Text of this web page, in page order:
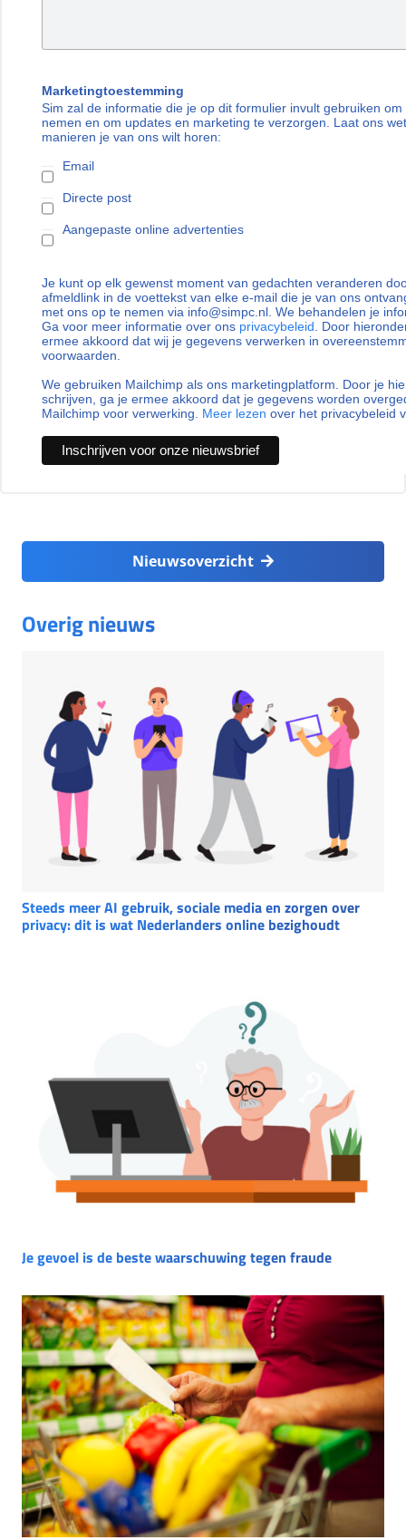
Marketingtoestemming
Sim zal de informatie die je op dit formulier invult gebruiken
nemen en om updates en marketing te verzorgen. Laat ons
manieren je van ons wilt horen:
Email
Directe post
Aangepaste online advertenties
Je kunt op elk gewenst moment van gedachten veranderen
afmeldlink in de voettekst van elke e-mail die je van ons
met ons op te nemen via info@simpc.nl. We behandelen je
Ga voor meer informatie over ons privacybeleid . Door
ermee akkoord dat wij je gegevens verwerken in
voorwaarden.
We gebruiken Mailchimp als ons marketingplatform. Door je
schrijven, ga je ermee akkoord dat je gegevens worden
Mailchimp voor verwerking. Meer lezen over het privacybeleid
Nieuwsoverzicht
Overig nieuws
Steeds meer AI gebruik, sociale media en zorgen over
privacy: dit is wat Nederlanders online bezighoudt
Je gevoel is de beste waarschuwing tegen fraude